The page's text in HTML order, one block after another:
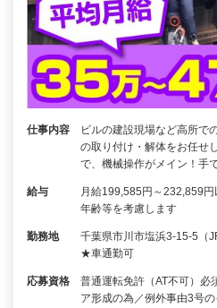
仕事内容
ビルの建設現場など高所で
の取り付け・解体をお任せ
で、機械操作がメイン！手
給与
月給199,585円～232,859
年齢等を考慮します
勤務地
千葉県市川市塩浜3-15-5（
★車通勤可
応募資格
普通運転免許（AT不可）必
ア形成の為／例外事由3号